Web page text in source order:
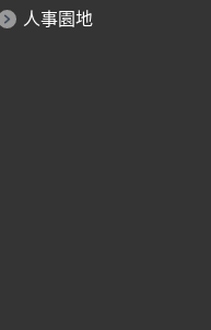
人事園地